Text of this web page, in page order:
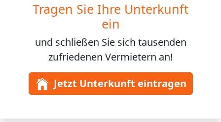
Tragen Sie Ihre Unterkunft
ein
und schließen Sie sich tausenden
zufriedenen Vermietern an!
Jetzt Unterkunft eintragen